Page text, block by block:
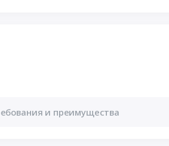
и преимущества